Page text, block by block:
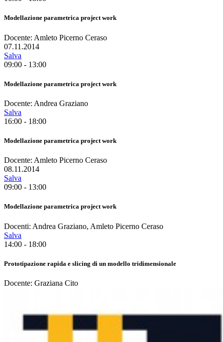
Modellazione parametrica project work
Docente: Amleto Picerno Ceraso
07.11.2014
Salva
09:00 - 13:00
Modellazione parametrica project work
Docente: Andrea Graziano
Salva
16:00 - 18:00
Modellazione parametrica project work
Docente: Amleto Picerno Ceraso
08.11.2014
Salva
09:00 - 13:00
Modellazione parametrica project work
Docenti: Andrea Graziano, Amleto Picerno Ceraso
Salva
14:00 - 18:00
Prototipazione rapida e slicing di un modello tridimensionale
Docente: Graziana Cito